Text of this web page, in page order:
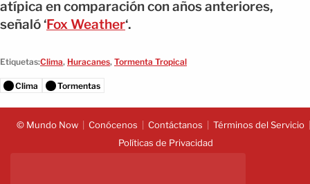
atípica en comparación con años anteriores,
señaló ‘Fox Weather‘.
Etiquetas:Clima, Huracanes, Tormenta Tropical
Clima Tormentas
© Mundo Now Conócenos Contáctanos
Términos del Servicio
Políticas de Privacidad